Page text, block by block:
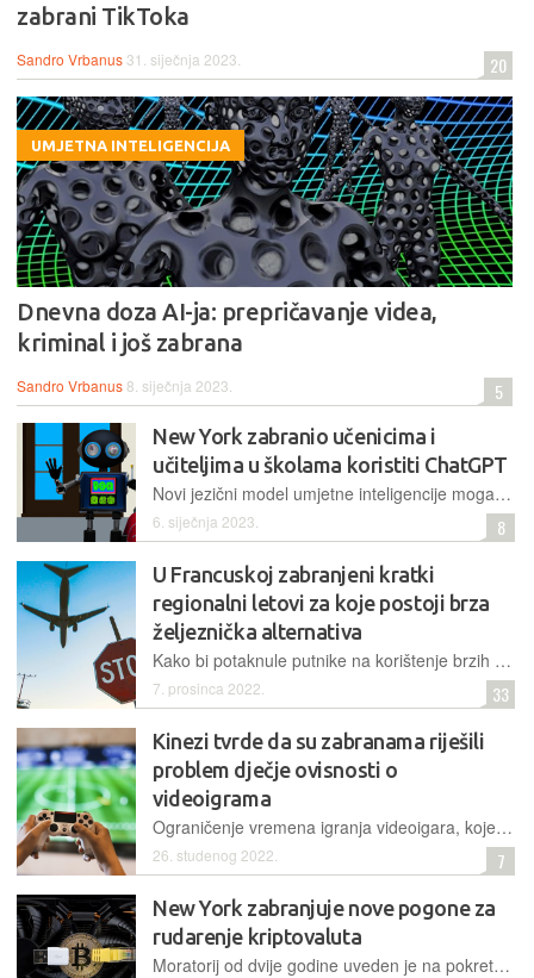
zabrani TikToka
Sandro Vrbanus 31. siječnja 2023. 20
UMJETNA INTELIGENCIJA
Dnevna doza AI-ja: prepričavanje videa,
kriminal i još zabrana
Sandro Vrbanus8. siječnja 2023. 5
New York zabranio učenicima i
učiteljima u školama koristiti ChatGPT
Novi jezični model umjetne inteligencije mogao bi negativno utjecati na proces učenja i širiti dezinformacije, pa mu je ured za obrazovanje u najvećem obrazovnom okrugu SAD-a blokirao pristup
6. siječnja 2023. 8
U Francuskoj zabranjeni kratki
regionalni letovi za koje postoji brza
željeznička alternativa
Kako bi potaknule putnike na korištenje brzih vlakova, francuske vlasti odlučile su zabraniti kratke putničke komercijalne letove, gdje god postoji željeznička veza kraća od 2,5 sata
7. prosinca 2022. 33
Kinezi tvrde da su zabranama riješili
problem dječje ovisnosti o
videoigrama
Ograničenje vremena igranja videoigara, koje je u Kini uvedeno za maloljetnike, rezultiralo je s manje vremena provedenoga u toj aktivnosti, pa su regulatori proglasili uspjeh
26. studenog 2022. 7
New York zabranjuje nove pogone za
rudarenje kriptovaluta
Moratorij od dvije godine uveden je na pokretanje novih kriptorudarskih pogona koji koriste "proof of work" način validacije transakcija, uz jednu iznimku – za one koji koriste obnovljive izvore energije